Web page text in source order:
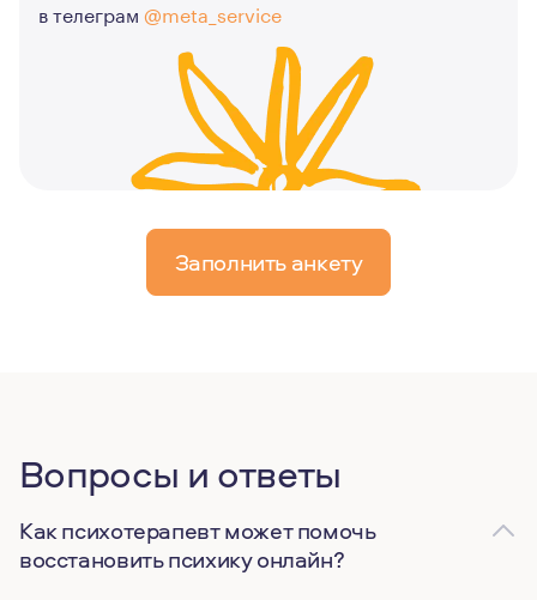
в телеграм @meta_service
Заполнить анкету
Вопросы и ответы
Как психотерапевт может помочь
восстановить психику онлайн?